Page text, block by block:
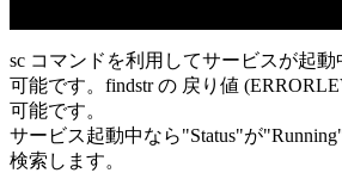
sc コマンドを利用してサービスが起
可能です。findstr の 戻り値
可能です。
サービス起動中なら"Status"が
検索します。